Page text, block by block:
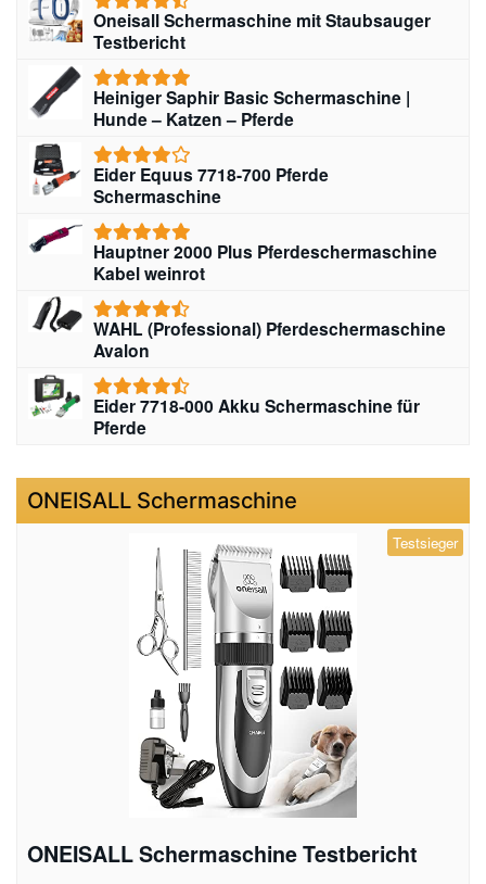
Oneisall Schermaschine mit Staubsauger
Testbericht
Heiniger Saphir Basic Schermaschine |
Hunde – Katzen – Pferde
Eider Equus 7718-700 Pferde
Schermaschine
Hauptner 2000 Plus Pferdeschermaschine
Kabel weinrot
WAHL (Professional) Pferdeschermaschine
Avalon
Eider 7718-000 Akku Schermaschine für
Pferde
ONEISALL Schermaschine
Testsieger
ONEISALL Schermaschine Testbericht